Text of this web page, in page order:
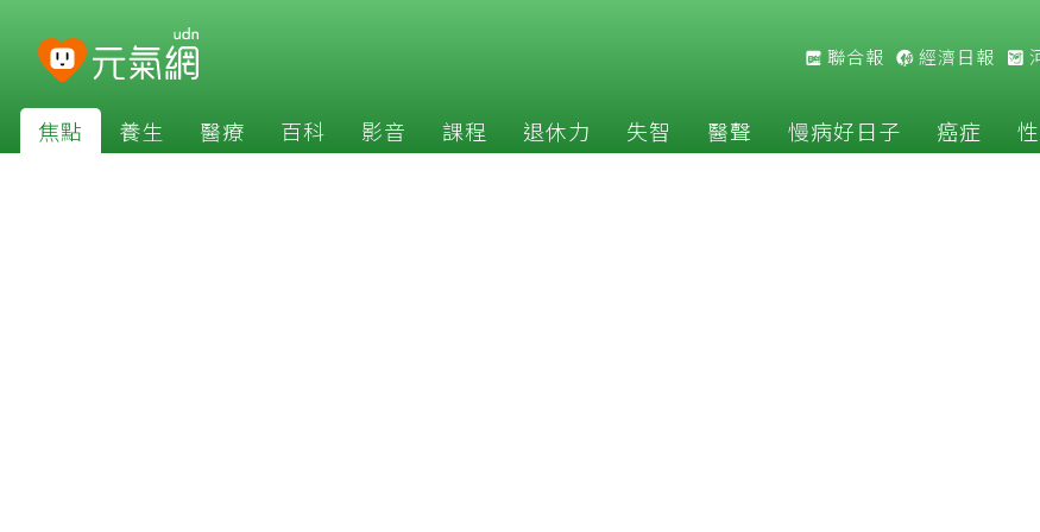
聯合報 經濟日報
焦點 養生 醫療 百科 影音 課程 退休力 失智 醫聲 慢病好日子 癌症